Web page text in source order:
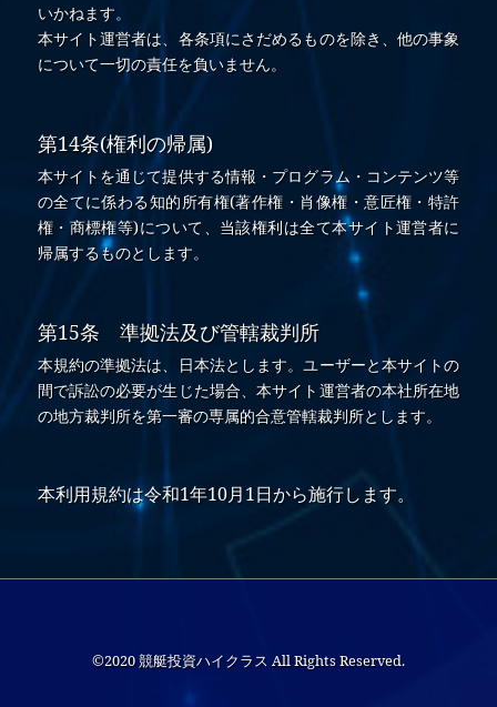
いかねます。
本サイト運営者は、各条項にさだめるものを除き、他の事象
について一切の責任を負いません。
第14条(権利の帰属)
本サイトを通じて提供する情報・プログラム・コンテンツ等
の全てに係わる知的所有権(著作権・肖像権・意匠権・特許
権・商標権等)について、当該権利は全て本サイト運営者に
帰属するものとします。
第15条 準拠法及び管轄裁判所
本規約の準拠法は、日本法とします。ユーザーと本サイトの
間で訴訟の必要が生じた場合、本サイト運営者の本社所在地
の地方裁判所を第一審の専属的合意管轄裁判所とします。
本利用規約は令和1年10月1日から施行します。
©2020 競艇投資ハイクラス All Rights Reserved.